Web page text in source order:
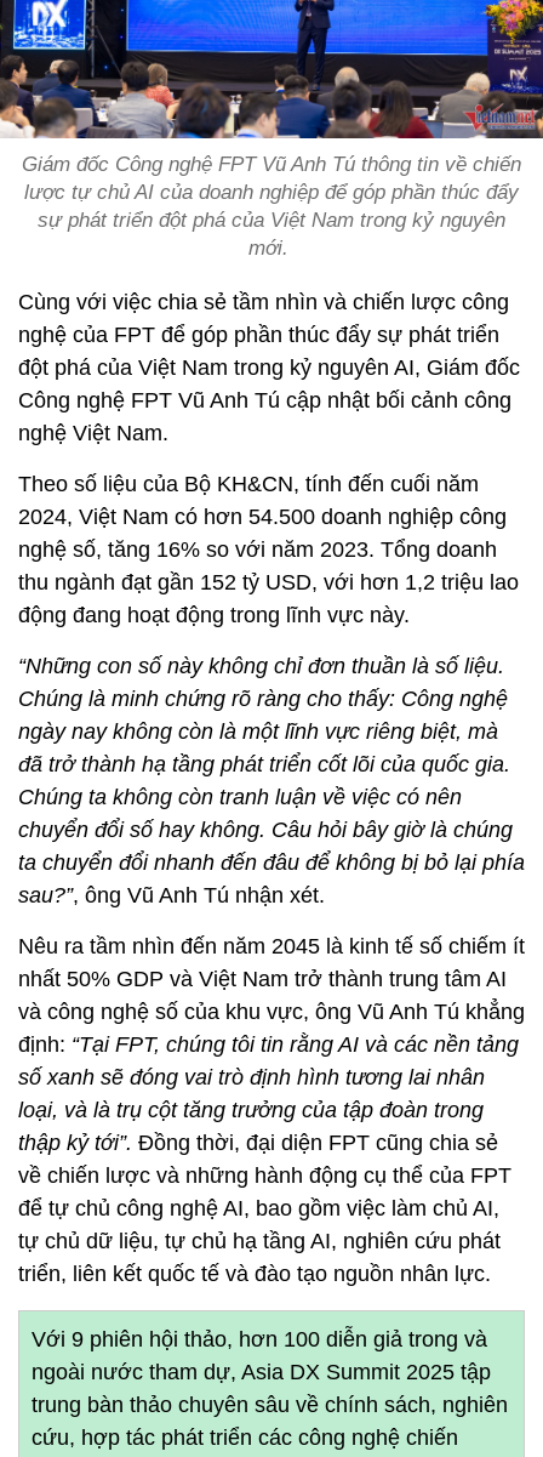
Giám đốc Công nghệ FPT Vũ Anh Tú thông tin về chiến
lược tự chủ AI của doanh nghiệp để góp phần thúc đẩy
sự phát triển đột phá của Việt Nam trong kỷ nguyên
mới.
Cùng với việc chia sẻ tầm nhìn và chiến lược công
nghệ của FPT để góp phần thúc đẩy sự phát triển
đột phá của Việt Nam trong kỷ nguyên AI, Giám đốc
Công nghệ FPT Vũ Anh Tú cập nhật bối cảnh công
nghệ Việt Nam.
Theo số liệu của Bộ KH&CN, tính đến cuối năm
2024, Việt Nam có hơn 54.500 doanh nghiệp công
nghệ số, tăng 16% so với năm 2023. Tổng doanh
thu ngành đạt gần 152 tỷ USD, với hơn 1,2 triệu lao
động đang hoạt động trong lĩnh vực này.
“Những con số này không chỉ đơn thuần là số liệu.
Chúng là minh chứng rõ ràng cho thấy: Công nghệ
ngày nay không còn là một lĩnh vực riêng biệt, mà
đã trở thành hạ tầng phát triển cốt lõi của quốc gia.
Chúng ta không còn tranh luận về việc có nên
chuyển đổi số hay không. Câu hỏi bây giờ là chúng
ta chuyển đổi nhanh đến đâu để không bị bỏ lại phía
sau?”, ông Vũ Anh Tú nhận xét.
Nêu ra tầm nhìn đến năm 2045 là kinh tế số chiếm ít
nhất 50% GDP và Việt Nam trở thành trung tâm AI
và công nghệ số của khu vực, ông Vũ Anh Tú khẳng
định: “Tại FPT, chúng tôi tin rằng AI và các nền tảng
số xanh sẽ đóng vai trò định hình tương lai nhân
loại, và là trụ cột tăng trưởng của tập đoàn trong
thập kỷ tới”. Đồng thời, đại diện FPT cũng chia sẻ
về chiến lược và những hành động cụ thể của FPT
để tự chủ công nghệ AI, bao gồm việc làm chủ AI,
tự chủ dữ liệu, tự chủ hạ tầng AI, nghiên cứu phát
triển, liên kết quốc tế và đào tạo nguồn nhân lực.
Với 9 phiên hội thảo, hơn 100 diễn giả trong và
ngoài nước tham dự, Asia DX Summit 2025 tập
trung bàn thảo chuyên sâu về chính sách, nghiên
cứu, hợp tác phát triển các công nghệ chiến